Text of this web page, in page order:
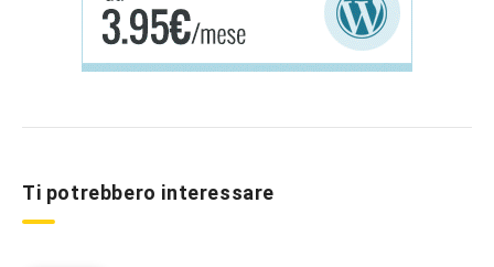
Ti potrebbero interessare